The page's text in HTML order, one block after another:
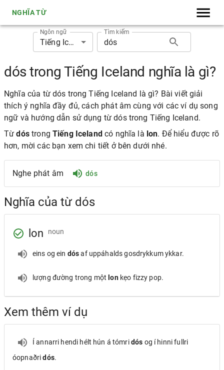
NGHĨA TỪ
Ngôn ngữ
Tiếng Iceland
Tìm kiếm
dós trong Tiếng Iceland nghĩa là gì?
Nghĩa của từ dós trong Tiếng Iceland là gì? Bài viết giải
thích ý nghĩa đầy đủ, cách phát âm cùng với các ví dụ song
ngữ và hướng dẫn sử dụng từ dós trong Tiếng Iceland.
Từdóstrong Tiếng Icelandcó nghĩa là lon. Để hiểu được rõ
hơn, mời các bạn xem chi tiết ở bên dưới nhé.
Nghe phát âm dós
Nghĩa của từ dós
lon noun
eins og ein dósaf uppáhalds gosdrykkum ykkar.
lượng đường trong một lonkẹo fizzy pop.
Xem thêm ví dụ
Í annarri hendi hélt hún á tómridós og í hinni fullri
óopnaðridós.